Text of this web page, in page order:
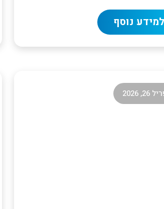
למידע נוסף
2026